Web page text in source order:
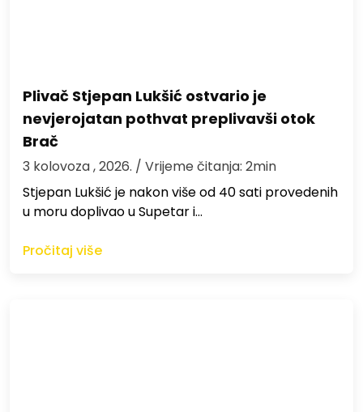
Plivač Stjepan Lukšić ostvario je
nevjerojatan pothvat preplivavši otok
Brač
3 kolovoza , 2026. / Vrijeme čitanja: 2min
St​jepan Lukšić je nakon više od 40 sati provedenih
u moru doplivao u Supetar i…
Pročitaj više